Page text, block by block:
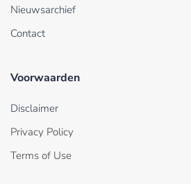
Nieuwsarchief
Contact
Voorwaarden
Disclaimer
Privacy Policy
Terms of Use